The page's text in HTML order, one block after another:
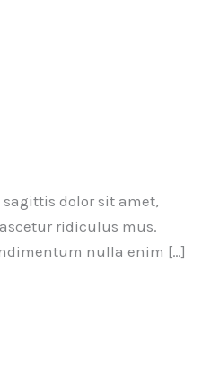
dolor sit amet,
ridiculus mus.
nulla enim […]